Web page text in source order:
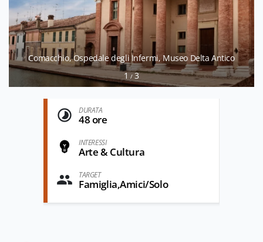
Comacchio, Ospedale degli Infermi, Museo Delta Antico
1 / 3
DURATA
48 ore
INTERESSI
Arte & Cultura
TARGET
Famiglia,Amici/Solo